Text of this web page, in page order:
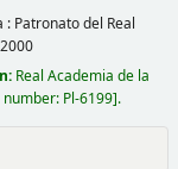
: Patronato del Real
2000
Real Academia de la
number: Pl-6199 .